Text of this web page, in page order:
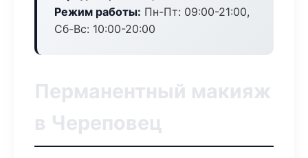
Режим работы: Пн-Пт: 09:00-21:00,
Сб-Вс: 10:00-20:00
Перманентный макияж
в Череповец